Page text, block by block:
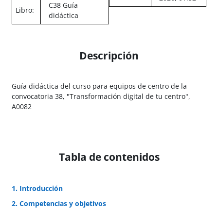
Libro:
C38 Guía
didáctica
Descripción
Guía didáctica del curso para equipos de centro de la
convocatoria 38, "Transformación digital de tu centro",
A0082
Tabla de contenidos
1. Introducción
2. Competencias y objetivos